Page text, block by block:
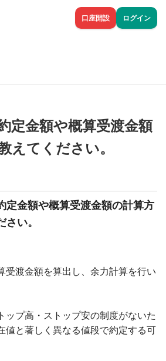
口座開設 ログイン
定金額や概算受渡金額
えてください。
定金額や概算受渡金額の計算方
い。
受渡金額を算出し、余力計算を行い
ップ高・ストップ安の制度がないた
値と著しく異なる値段で約定する可